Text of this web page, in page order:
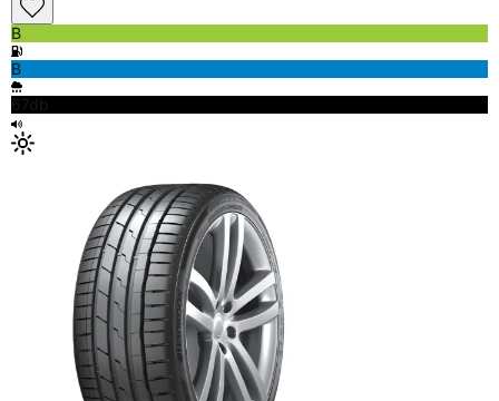
B
B
67db